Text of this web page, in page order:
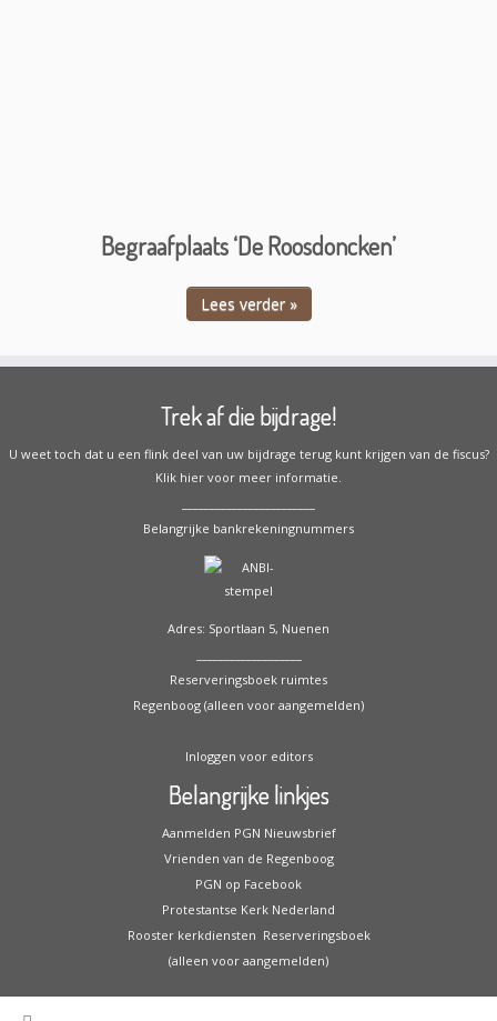
Begraafplaats ‘De Roosdoncken’
Lees verder »
Trek af die bijdrage!
U weet toch dat u een flink deel van uw bijdrage terug kunt krijgen van de fiscus?
Klik hier voor meer informatie.
Belangrijke bankrekeningnummers
Adres: Sportlaan 5, Nuenen
Reserveringsboek ruimtes
Regenboog (alleen voor aangemelden)
Inloggen voor editors
Belangrijke linkjes
Aanmelden PGN Nieuwsbrief
Vrienden van de Regenboog
PGN op Facebook
Protestantse Kerk Nederland
Rooster kerkdiensten Reserveringsboek
(alleen voor aangemelden)